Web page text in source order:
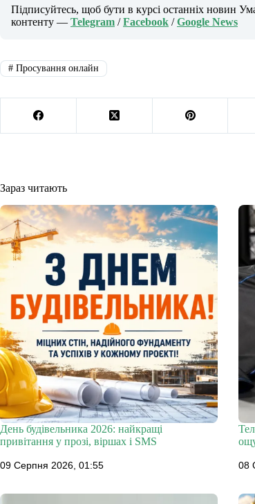
Підписуйтесь, щоб бути в курсі останніх новин
контенту — Telegram /Facebook /Google News
#Просування онлайн
Зараз читають
День будівельника 2026: найкращі
привітання у прозі, віршах і SMS
09 Серпня 2026, 01:55 08